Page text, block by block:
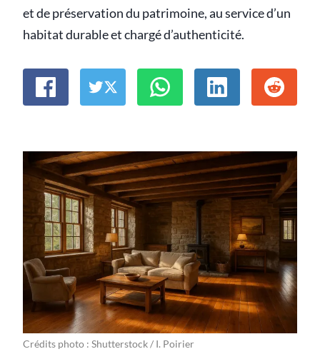
et de préservation du patrimoine, au service d’un
habitat durable et chargé d’authenticité.
Crédits photo : Shutterstock / I. Poirier